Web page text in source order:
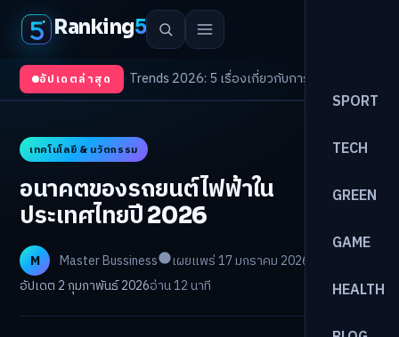
Ranking5
SPORT
TECH
GREEN
GAME
HEALTH
อัปเดตล่าสุด
Health Trends 2026: 5 เรื่องเกี่ยวกับการแพทย์ที่ควรรู้
เทคโนโลยี & นวัตกรรม
อนาคตของรถยนต์ไฟฟ้าใน
ประเทศไทยปี 2026
M Master Bussiness
เผยแพร่ 17 มกราคม 2026
อัปเดต 2 กุมภาพันธ์ 2026อ่าน 12 นาที